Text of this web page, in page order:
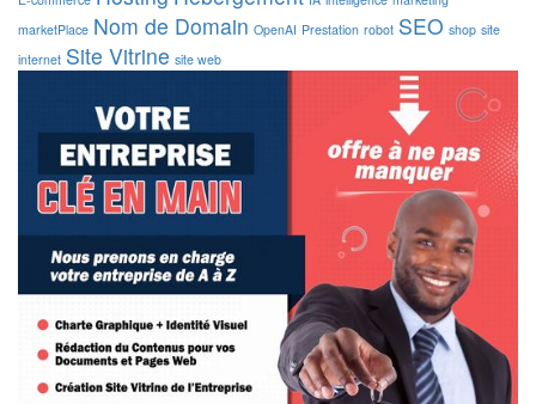
marketPlace Nom de Domain OpenAI Prestation robot SEO shop site
internet Site Vitrine site web